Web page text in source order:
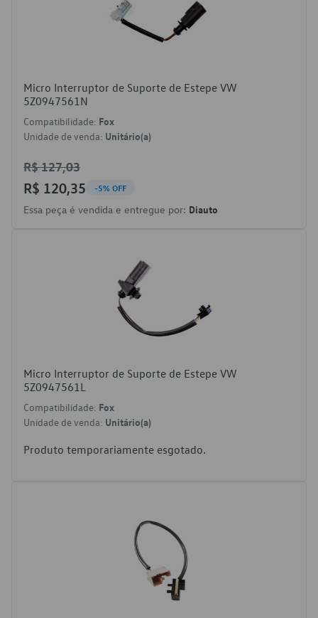
Micro Interruptor de Suporte de Estepe VW
5Z0947561N
Compatibilidade: Fox
Unidade de venda: Unitário(a)
R$ 127,03
R$ 120,35 -5% OFF
Essa peça é vendida e entregue por: Diauto
Micro Interruptor de Suporte de Estepe VW
5Z0947561L
Compatibilidade: Fox
Unidade de venda: Unitário(a)
Produto temporariamente esgotado.